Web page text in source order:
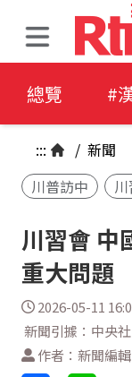
總覽 #
::: / 新聞
川普訪中
川習會 中
重大問題
2026-05-11
新聞引據：中央社
作者：新聞編輯